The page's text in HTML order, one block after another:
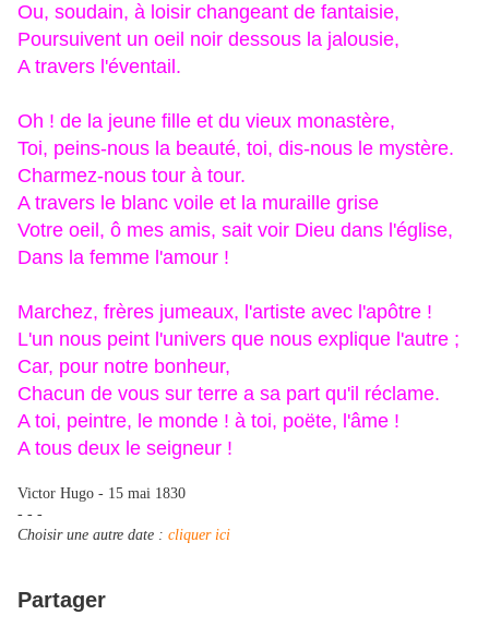
Ou, soudain, à loisir changeant de fantaisie,
Poursuivent un oeil noir dessous la jalousie,
A travers l'éventail.
Oh ! de la jeune fille et du vieux monastère,
Toi, peins-nous la beauté, toi, dis-nous le mystère.
Charmez-nous tour à tour.
A travers le blanc voile et la muraille grise
Votre oeil, ô mes amis, sait voir Dieu dans l'église,
Dans la femme l'amour !
Marchez, frères jumeaux, l'artiste avec l'apôtre !
L'un nous peint l'univers que nous explique l'autre ;
Car, pour notre bonheur,
Chacun de vous sur terre a sa part qu'il réclame.
A toi, peintre, le monde ! à toi, poëte, l'âme !
A tous deux le seigneur !
Victor Hugo - 15 mai 1830
- - -
Choisir une autre date : cliquer ici
Partager